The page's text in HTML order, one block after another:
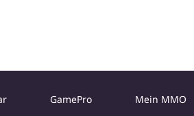
GamePro Mein MMO